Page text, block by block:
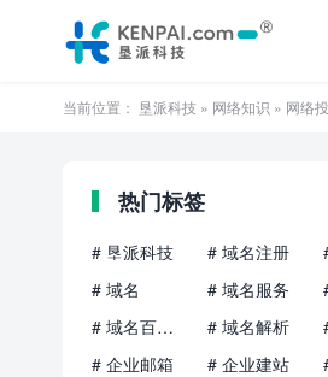
当前位置： 垦派科技 » 网络知识 » 网络
热门标签
# 垦派科技 # 域名注册
# 域名
# 域名服务
# 域名百科知识
# 域名解析
# 企业邮箱
# 企业建站